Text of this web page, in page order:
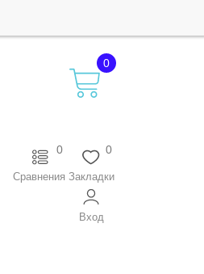
0
0
Закладки
0
Сравнения
Вход